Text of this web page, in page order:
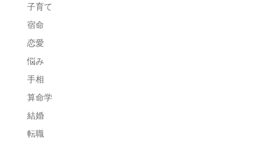
子育て
宿命
恋愛
悩み
手相
算命学
結婚
転職